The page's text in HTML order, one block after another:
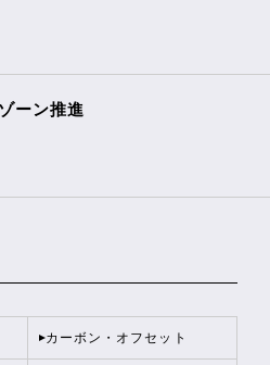
ーン推進
カーボン・オフセット